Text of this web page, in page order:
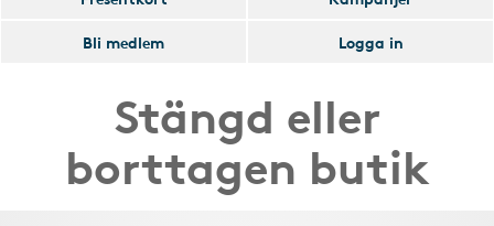
Bli medlem
Logga in
Stängd eller
borttagen butik